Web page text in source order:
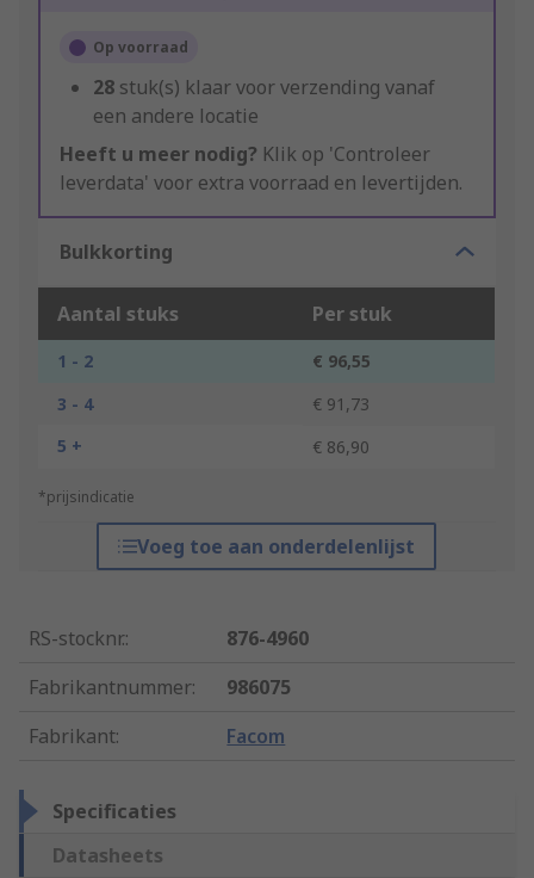
Op voorraad
28 stuk(s) klaar voor verzending vanaf
een andere locatie
Heeft u meer nodig? Klik op 'Controleer
leverdata' voor extra voorraad en levertijden.
Bulkkorting
Aantal stuks Per stuk
1 - 2
€ 96,55
3 - 4
€ 91,73
5 +
€ 86,90
*prijsindicatie
Voeg toe aan onderdelenlijst
RS-stocknr.:
876-4960
Fabrikantnummer:
986075
Fabrikant: Facom
Specificaties
Datasheets